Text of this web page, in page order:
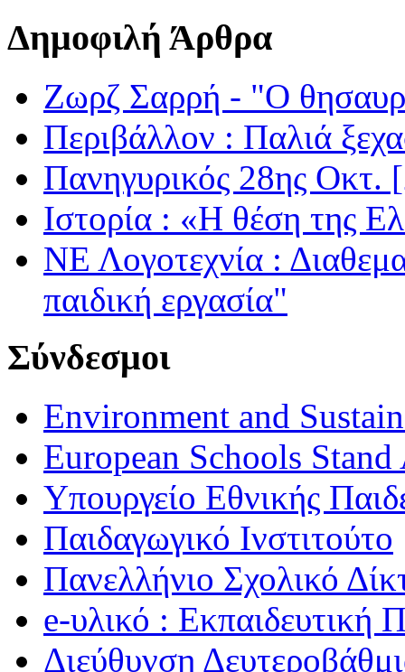
Δημοφιλή Άρθρα
Ζωρζ Σαρρή - "Ο
Περιβάλλον : Παλιά
Πανηγυρικός 28ης Οκτ.
Ιστορία : «Η θέση της
ΝΕ Λογοτεχνία :
παιδική εργασία"
Σύνδεσμοι
Environment and
European Schools
Υπουργείο Εθνικής
Παιδαγωγικό Ινστιτούτο
Πανελλήνιο Σχολικό
e-υλικό :
Διεύθυνση